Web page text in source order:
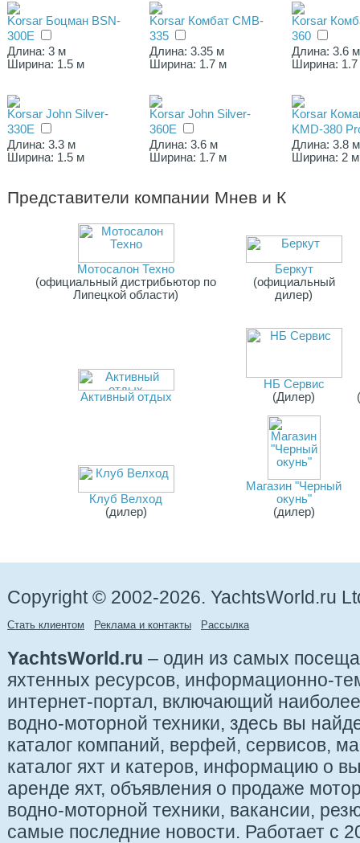
Korsar Боцман BSN-
300E
Длина: 3 м
Ширина: 1.5 м
Korsar Комбат CMB-
335
Длина: 3.35 м
Ширина: 1.7 м
Korsar
360
Длина: 3.6 м
Ширина:
Korsar John Silver-
330E
Длина: 3.3 м
Ширина: 1.5 м
Korsar John Silver-
360E
Длина: 3.6 м
Ширина: 1.7 м
Korsar
KMD-380
Длина: 3.8 м
Ширина: 2 м
Представители компании Мнев и К
Мотосалон Техно
(официальный дистрибьютор по
Липецкой области)
Беркут
(официальный
дилер)
Активный отдых
НБ Сервис
(Дилер)
Клуб Велход
(дилер)
Магазин "Черный
окунь"
(дилер)
Copyright © 2002-2026. YachtsWorld.ru
Стать клиентом Реклама и контакты Рассылка
YachtsWorld.ru – один из самых
яхтенных ресурсов, информационно-
интернет-портал, включающий
водно-моторной техники, здесь вы
каталог компаний, верфей, сервисов,
каталог яхт и катеров, информацию о
аренде яхт, объявления о продаже
водно-моторной техники, вакансии,
самые последние новости. Работает с